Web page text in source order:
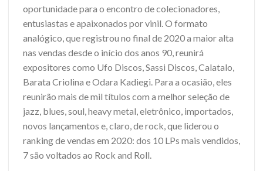
oportunidade para o encontro de colecionadores,
entusiastas e apaixonados por vinil. O formato
analógico, que registrou no final de 2020 a maior alta
nas vendas desde o início dos anos 90, reunirá
expositores como Ufo Discos, Sassi Discos, Calatalo,
Barata Criolina e Odara Kadiegi. Para a ocasião, eles
reunirão mais de mil títulos com a melhor seleção de
jazz, blues, soul, heavy metal, eletrônico, importados,
novos lançamentos e, claro, de rock, que liderou o
ranking de vendas em 2020: dos 10 LPs mais vendidos,
7 são voltados ao Rock and Roll.